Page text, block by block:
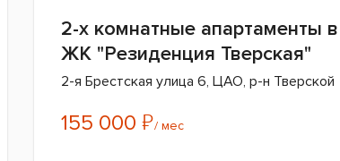
2-х комнатные апартаменты в
ЖК "Резиденция Тверская"
2-я Брестская улица 6, ЦАО, р-н Тверской
155 000 ₽/ мес